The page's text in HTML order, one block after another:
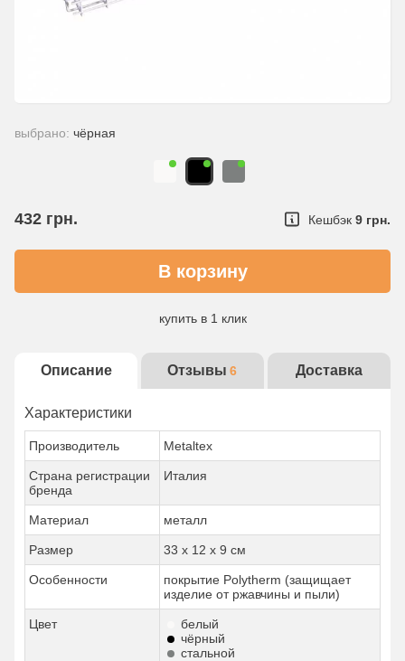
выбрано: чёрная
432 грн. Кешбэк 9 грн.
купить в 1 клик
Описание Отзывы 6 Доставка
Характеристики
Производитель Metaltex
Страна регистрации
бренда
Италия
Материал металл
Размер 33 x 12 x 9 см
Особенности
покрытие Polytherm (защищает
изделие от ржавчины и пыли)
Цвет
белый
чёрный
стальной